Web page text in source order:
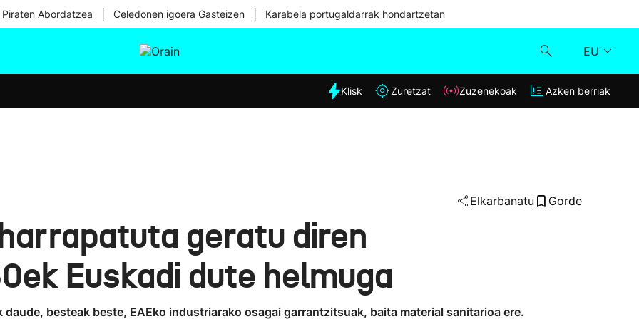
Abordatzea Celedonen igoera Gasteizen Karabela portugaldarrak hondartzetan
EU
Eguraldia
Klisk
Klisk Zuretzat Zuzenekoak Azken berriak
Elkarbanatu Gorde
geratu diren
Euskadi dute helmuga
besteak beste, EAEko industriarako osagai garrantzitsuak, baita material sanitarioa ere.